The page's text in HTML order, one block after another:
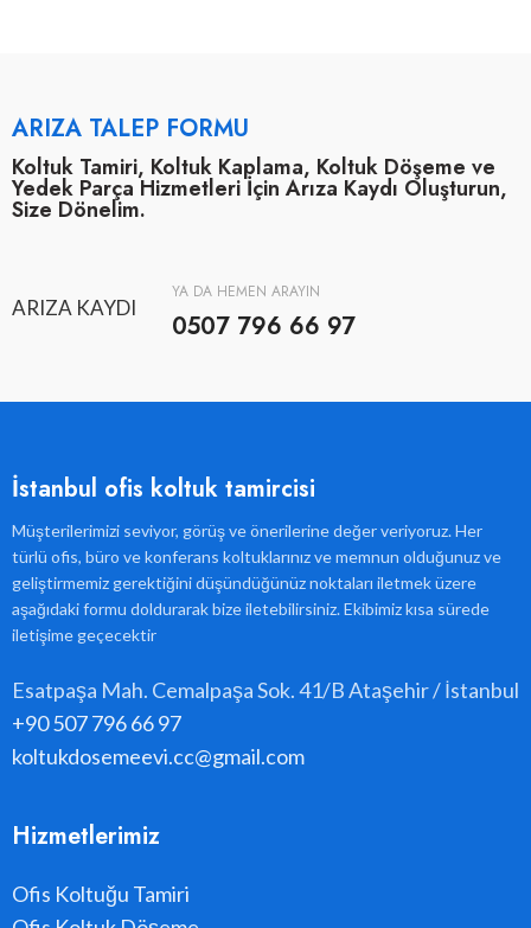
ARIZA TALEP FORMU
Koltuk Tamiri, Koltuk Kaplama, Koltuk Döşeme ve
Yedek Parça Hizmetleri İçin Arıza Kaydı Oluşturun,
Size Dönelim.
ARIZA KAYDI
YA DA HEMEN ARAYIN
0507 796 66 97
İstanbul ofis koltuk tamircisi
Müşterilerimizi seviyor, görüş ve önerilerine değer veriyoruz. Her
türlü ofis, büro ve konferans koltuklarınız ve memnun olduğunuz ve
geliştirmemiz gerektiğini düşündüğünüz noktaları iletmek üzere
aşağıdaki formu doldurarak bize iletebilirsiniz. Ekibimiz kısa sürede
iletişime geçecektir
Esatpaşa Mah. Cemalpaşa Sok. 41/B Ataşehir / İstanbul
+90 507 796 66 97
koltukdosemeevi.cc@gmail.com
Hizmetlerimiz
Ofis Koltuğu Tamiri